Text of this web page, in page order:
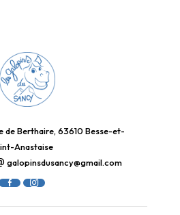
de Berthaire, 63610 Besse-et-
Anastaise
galopinsdusancy@gmail.com